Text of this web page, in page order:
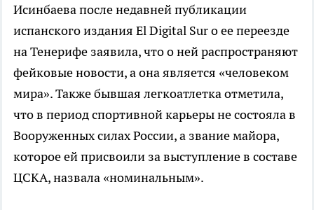
Исинбаева после недавней публикации
испанского издания El Digital Sur о ее переезде
на Тенерифе заявила, что о ней распространяют
фейковые новости, а она является «человеком
мира». Также бывшая легкоатлетка отметила,
что в период спортивной карьеры не состояла в
Вооруженных силах России, а звание майора,
которое ей присвоили за выступление в составе
ЦСКА, назвала «номинальным».